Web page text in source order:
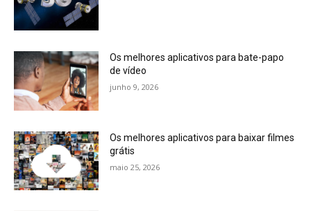
Os melhores aplicativos para bate-papo
de vídeo
junho 9, 2026
Os melhores aplicativos para baixar filmes
grátis
maio 25, 2026